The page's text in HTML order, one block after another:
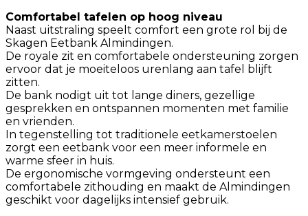
Comfortabel tafelen op hoog niveau
Naast uitstraling speelt comfort een grote rol bij de
Skagen Eetbank Almindingen.
De royale zit en comfortabele ondersteuning zorgen
ervoor dat je moeiteloos urenlang aan tafel blijft
zitten.
De bank nodigt uit tot lange diners, gezellige
gesprekken en ontspannen momenten met familie
en vrienden.
In tegenstelling tot traditionele eetkamerstoelen
zorgt een eetbank voor een meer informele en
warme sfeer in huis.
De ergonomische vormgeving ondersteunt een
comfortabele zithouding en maakt de Almindingen
geschikt voor dagelijks intensief gebruik.